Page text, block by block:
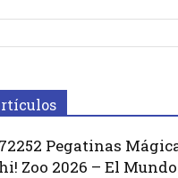
Pegatinas
Zoo 2026 – El